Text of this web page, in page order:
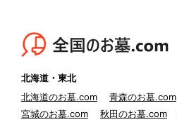
北海道・東北
北海道のお墓.com
青森のお墓.com
宮城のお墓.com
秋田のお墓.com